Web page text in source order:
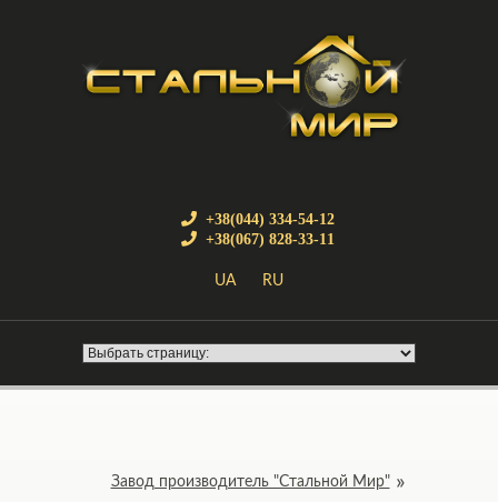
+38(044) 334-54-12
+38(067) 828-33-11
UA RU
Завод производитель "Стальной Мир"